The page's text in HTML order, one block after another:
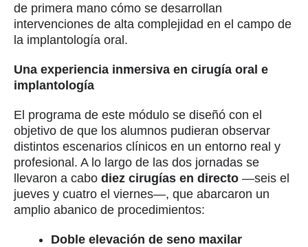
de primera mano cómo se desarrollan
intervenciones de alta complejidad en el campo de
la implantología oral.
Una experiencia inmersiva en cirugía oral e
implantología
El programa de este módulo se diseñó con el
objetivo de que los alumnos pudieran observar
distintos escenarios clínicos en un entorno real y
profesional. A lo largo de las dos jornadas se
llevaron a cabo diez cirugías en directo —seis el
jueves y cuatro el viernes—, que abarcaron un
amplio abanico de procedimientos:
Doble elevación de seno maxilar